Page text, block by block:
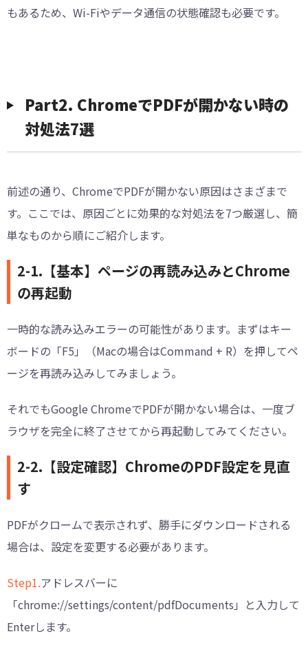
もあるため、Wi-Fiやデータ通信の状態確認も必要です。
︎Part2. ChromeでPDFが開かない時の
対処法7選
前述の通り、ChromeでPDFが開かない原因はさまざまで
す。ここでは、原因ごとに効果的な対処法を7つ厳選し、簡
単なものから順にご紹介します。
2-1.【基本】ページの再読み込みとChrome
の再起動
一時的な読み込みエラーの可能性があります。まずはキー
ボードの「F5」（Macの場合はCommand + R）を押してペ
ージを再読み込みしてみましょう。
それでもGoogle ChromeでPDFが開かない場合は、一度ブ
ラウザを完全に終了させてから再起動してみてください。
2-2.【設定確認】ChromeのPDF設定を見直
す
PDFがクロームで表示されず、勝手にダウンロードされる
場合は、設定を変更する必要があります。
Step1.アドレスバーに
「chrome://settings/content/pdfDocuments」と入力して
Enterします。